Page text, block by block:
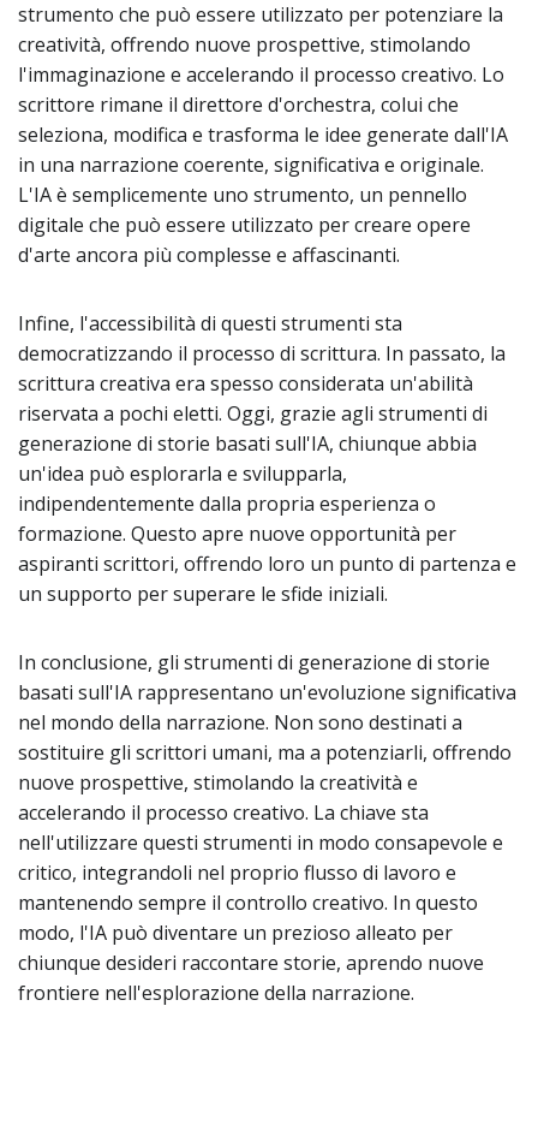
strumento che può essere utilizzato per potenziare la
creatività, offrendo nuove prospettive, stimolando
l'immaginazione e accelerando il processo creativo. Lo
scrittore rimane il direttore d'orchestra, colui che
seleziona, modifica e trasforma le idee generate dall'IA
in una narrazione coerente, significativa e originale.
L'IA è semplicemente uno strumento, un pennello
digitale che può essere utilizzato per creare opere
d'arte ancora più complesse e affascinanti.
Infine, l'accessibilità di questi strumenti sta
democratizzando il processo di scrittura. In passato, la
scrittura creativa era spesso considerata un'abilità
riservata a pochi eletti. Oggi, grazie agli strumenti di
generazione di storie basati sull'IA, chiunque abbia
un'idea può esplorarla e svilupparla,
indipendentemente dalla propria esperienza o
formazione. Questo apre nuove opportunità per
aspiranti scrittori, offrendo loro un punto di partenza e
un supporto per superare le sfide iniziali.
In conclusione, gli strumenti di generazione di storie
basati sull'IA rappresentano un'evoluzione significativa
nel mondo della narrazione. Non sono destinati a
sostituire gli scrittori umani, ma a potenziarli, offrendo
nuove prospettive, stimolando la creatività e
accelerando il processo creativo. La chiave sta
nell'utilizzare questi strumenti in modo consapevole e
critico, integrandoli nel proprio flusso di lavoro e
mantenendo sempre il controllo creativo. In questo
modo, l'IA può diventare un prezioso alleato per
chiunque desideri raccontare storie, aprendo nuove
frontiere nell'esplorazione della narrazione.